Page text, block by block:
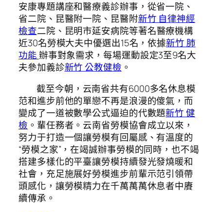
安康專題講座和醫療義診辦事，從省一院、
省二院、昆醫附一院、昆醫附新竹 自律神經
檢查二院、昆明市延安病院等著名醫療機構
近30名勞模大夫中優選出15名，依據新竹 肺
功能辦事對象需求，每場運動設定3至9名大
夫參加義診新竹 公教健檢 。
截至今朝，云南省共有6000多名休息模
范和進步前他的單戀不再是浪漫的傻氣，而
變成了一道被數學公式逼迫的代數題新竹 健
檢 。輩任務者。云南省勞模協會成立以來，
努力于打造一個讓勞模有回屬感、有溫度的
“勞模之家”，在竭誠辦事勞模的同時，也不竭
搭建多樣化的平臺讓勞模持續發光發燒暖和
社會，充足施展好勞模進步前輩示范引領帶
頭感化，讓勞模精力在千萬萬萬休息者中賡
續傳承。